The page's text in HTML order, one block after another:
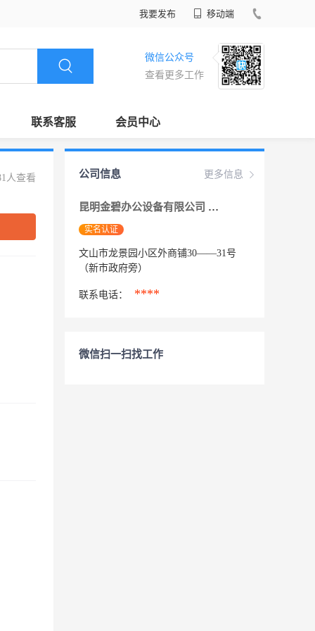
我要发布 移动端
微信公众号
查看更多工作
联系客服 会员中心
人查看 更多信息
公司信息
昆明金碧办公设备有限公司 文山分公司
实名认证
文山市龙景园小区外商铺30——31号
（新市政府旁）
联系电话： ****
微信扫一扫找工作